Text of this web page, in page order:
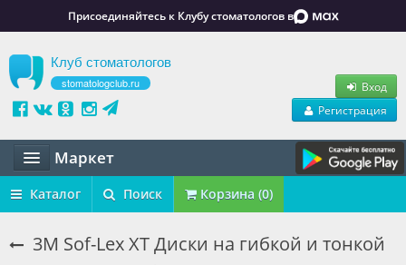
Присоединяйтесь к Клубу стоматологов в
Клуб стоматологов
stomatologclub.ru
Вход
Регистрация
Маркет
Статьи
Каталог Поиск Корзина (0)
3M Sof-Lex XT Диски на гибкой и тонкой